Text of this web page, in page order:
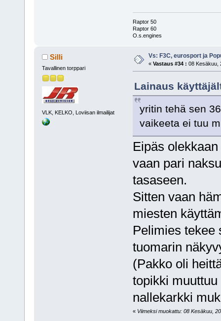
Raptor 50
Raptor 60
O.s.engines
Silli
Tavallinen torppari
VLK, KELKO, Loviisan ilmailijat
Vs: F3C, eurosport ja
« Vastaus #34 : 08 Kesäkuu,
Lainaus
yritin tehä sen
vaikeeta ei tuu
Eipäs
vaan pari
tasaseen.
Sitten vaan
miesten
Pelimies tekee
tuomarin
(Pakko oli
topikki
nallekarkki
« Viimeksi muokattu: 08 Kesäkuu,